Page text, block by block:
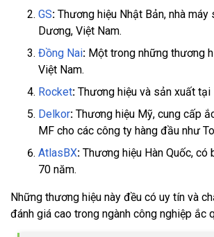
GS: Thương hiệu Nhật Bản, nhà
Dương, Việt Nam.
Đồng Nai: Một trong những thương
Việt Nam.
Rocket: Thương hiệu và sản xuất tại
Delkor: Thương hiệu Mỹ, cung cấp
MF cho các công ty hàng đầu như
AtlasBX: Thương hiệu Hàn Quốc, có
70 năm.
Những thương hiệu này đều có uy tín và
đánh giá cao trong ngành công nghiệp ắc